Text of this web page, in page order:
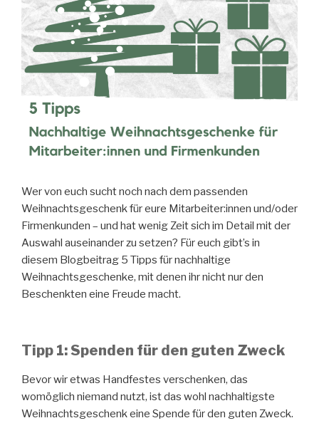
Wer von euch sucht noch nach dem passenden
Weihnachtsgeschenk für eure Mitarbeiter:innen und/oder
Firmenkunden – und hat wenig Zeit sich im Detail mit der
Auswahl auseinander zu setzen? Für euch gibt’s in
diesem Blogbeitrag 5 Tipps für nachhaltige
Weihnachtsgeschenke, mit denen ihr nicht nur den
Beschenkten eine Freude macht.
Tipp 1: Spenden für den guten Zweck
Bevor wir etwas Handfestes verschenken, das
womöglich niemand nutzt, ist das wohl nachhaltigste
Weihnachtsgeschenk eine Spende für den guten Zweck.